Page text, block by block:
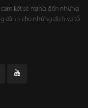
cam kết sẽ mang đến những
dành cho những dịch vụ tổ